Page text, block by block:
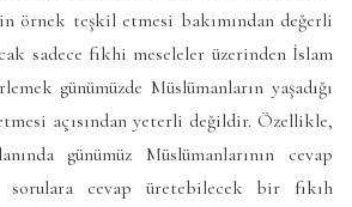
örnek teşkil etmesi bakımından değerli
sadece fıkhi meseleler üzerinden İslam
günümüzde Müslümanların yaşadığı
açısından yeterli değildir. Özellikle,
günümüz Müslümanlarının cevap
sorulara cevap üretebilecek bir fıkıh